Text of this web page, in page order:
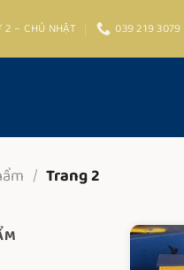
– CHỦ NHẬT 039 219 3079
/ Trang 2